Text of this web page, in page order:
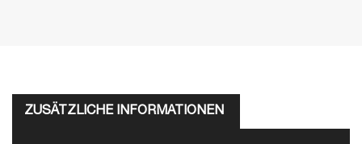
ZUSÄTZLICHE INFORMATIONEN